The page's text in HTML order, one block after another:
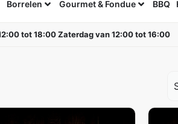
Borrelen Gourmet & Fondue BBQ
tot 18:00 Zaterdag van 12:00 tot 16:00